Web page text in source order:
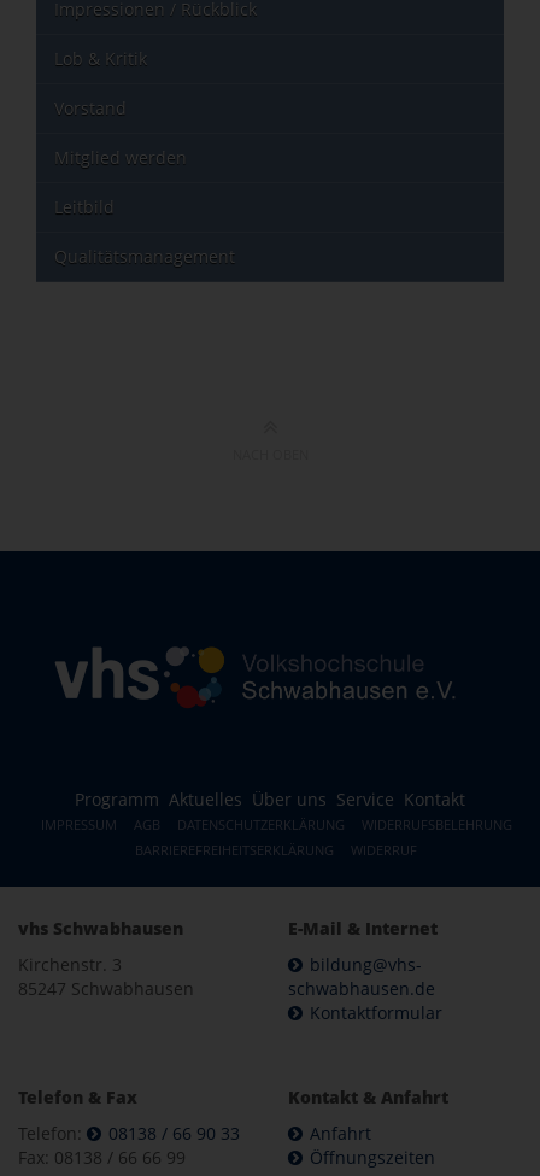
Impressionen / Rückblick
Lob & Kritik
Vorstand
Mitglied werden
Leitbild
Qualitätsmanagement
Programm Aktuelles Über uns Service Kontakt
IMPRESSUM AGB DATENSCHUTZERKLÄRUNG
WIDERRUFSBELEHRUNG
BARRIEREFREIHEITSERKLÄRUNG
WIDERRUF
vhs Schwabhausen
Kirchenstr. 3
85247 Schwabhausen
E-Mail & Internet
bildung@vhs-
schwabhausen.de
Kontaktformular
Telefon & Fax
Telefon:
08138 / 66 90 33
Fax: 08138 / 66 66 99
Kontakt & Anfahrt
Anfahrt
Öffnungszeiten